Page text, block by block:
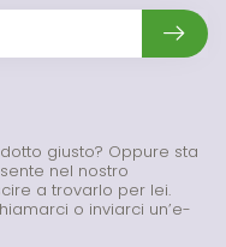
giusto? Oppure sta
nel nostro
a trovarlo per lei.
o inviarci un’e-